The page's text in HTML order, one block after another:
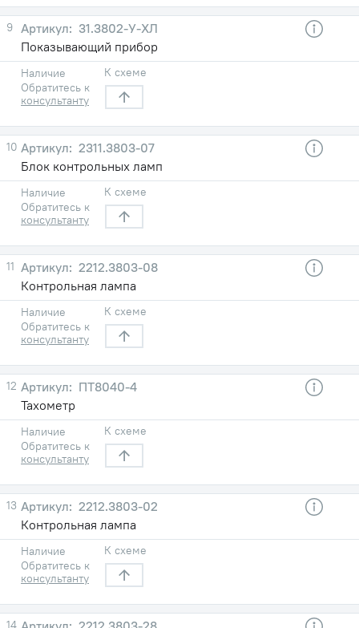
9
31.3802-У-ХЛ
Показывающий прибор
Наличие
Обратитесь к
консультанту
К схеме
10
2311.3803-07
Блок контрольных ламп
Наличие
Обратитесь к
консультанту
К схеме
11
2212.3803-08
Контрольная лампа
Наличие
Обратитесь к
консультанту
К схеме
12
ПТ8040-4
Тахометр
Наличие
Обратитесь к
консультанту
К схеме
13
2212.3803-02
Контрольная лампа
Наличие
Обратитесь к
консультанту
К схеме
14